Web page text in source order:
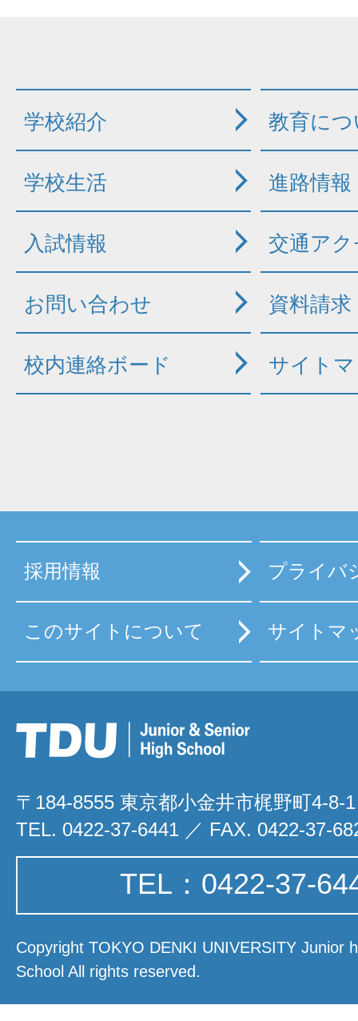
学校紹介 教育に
学校生活 進路情報
入試情報 交通ア
お問い合わせ 資料請求
校内連絡ボード サイト
採用情報 プライバ
このサイトについて サイトマ
〒184-8555 東京都小金井市梶野町4-8-1
TEL. 0422-37-6441 ／ FAX. 0422-37-
TEL：0422-37-
Copyright TOKYO DENKI UNIVERSITY Junior
School All rights reserved.